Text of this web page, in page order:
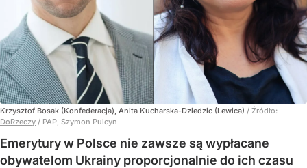
Krzysztof Bosak (Konfederacja), Anita Kucharska-Dziedzic (Lewica) / Źródło:
DoRzeczy / PAP, Szymon Pulcyn
Emerytury w Polsce nie zawsze są wypłacane
obywatelom Ukrainy proporcjonalnie do ich czasu